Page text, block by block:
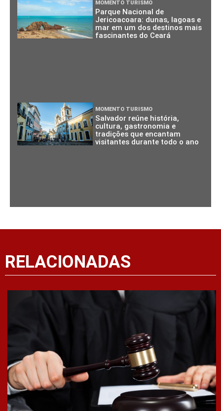
MOMENTO TURISMO
Parque Nacional de
Jericoacoara: dunas, lagoas e
mar em um dos destinos mais
fascinantes do Ceará
MOMENTO TURISMO
Salvador reúne história,
cultura, gastronomia e
tradições que encantam
visitantes durante todo o ano
RELACIONADAS